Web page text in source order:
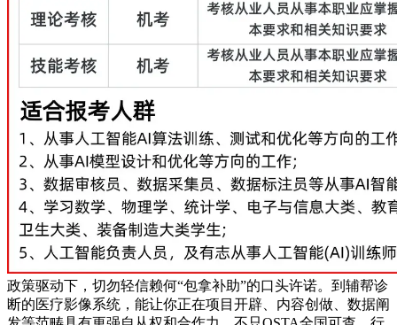
政策驱动下，切勿轻信赖何“包拿补助”的口头许诺。到辅帮诊
断的医疗影像系统，能让你正在项目开辟、内容创做、数据阐